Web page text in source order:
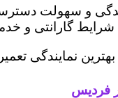
و سهولت دسترسی
گارانتی و
نمایندگی
فردیس